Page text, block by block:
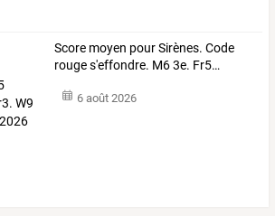
Score moyen pourSirènes. Code
rouges'effondre. M63e. Fr5…
6 août 2026